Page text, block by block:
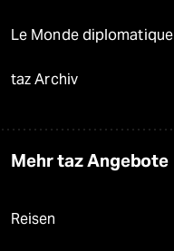
Le Monde diplomatique
taz Archiv
Mehr taz Angebote
Reisen